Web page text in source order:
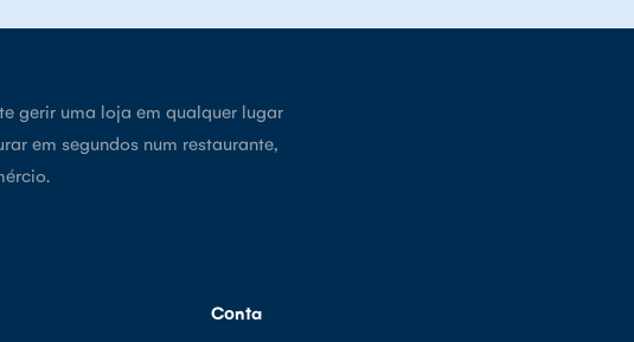
gerir uma loja em qualquer lugar
em segundos num restaurante,
Conta